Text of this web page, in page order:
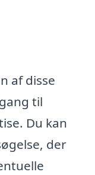
af disse
til
Du kan
der